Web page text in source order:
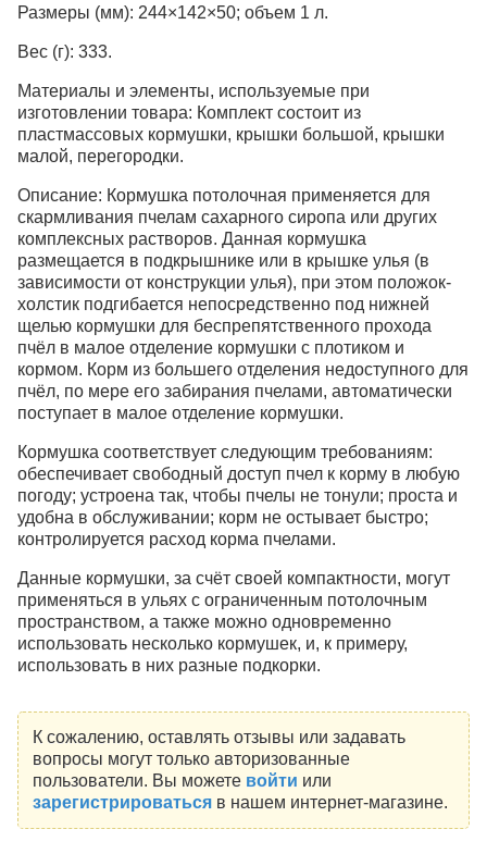
Размеры (мм): 244×142×50; объем 1 л.
Вес (г): 333.
Материалы и элементы, используемые при
изготовлении товара: Комплект состоит из
пластмассовых кормушки, крышки большой, крышки
малой, перегородки.
Описание: Кормушка потолочная применяется для
скармливания пчелам сахарного сиропа или других
комплексных растворов. Данная кормушка
размещается в подкрышнике или в крышке улья (в
зависимости от конструкции улья), при этом положок-
холстик подгибается непосредственно под нижней
щелью кормушки для беспрепятственного прохода
пчёл в малое отделение кормушки с плотиком и
кормом. Корм из большего отделения недоступного для
пчёл, по мере его забирания пчелами, автоматически
поступает в малое отделение кормушки.
Кормушка соответствует следующим требованиям:
обеспечивает свободный доступ пчел к корму в любую
погоду; устроена так, чтобы пчелы не тонули; проста и
удобна в обслуживании; корм не остывает быстро;
контролируется расход корма пчелами.
Данные кормушки, за счёт своей компактности, могут
применяться в ульях с ограниченным потолочным
пространством, а также можно одновременно
использовать несколько кормушек, и, к примеру,
использовать в них разные подкорки.
К сожалению, оставлять отзывы или задавать
вопросы могут только авторизованные
пользователи. Вы можете войти или
зарегистрироватьсяв нашем интернет-магазине.